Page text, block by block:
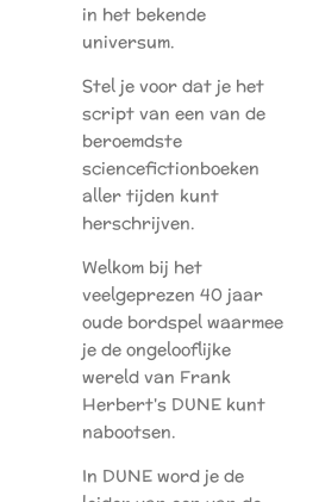
in het bekende
universum.
Stel je voor dat je het
script van een van de
beroemdste
sciencefictionboeken
aller tijden kunt
herschrijven.
Welkom bij het
veelgeprezen 40 jaar
oude bordspel waarmee
je de ongelooflijke
wereld van Frank
Herbert's DUNE kunt
nabootsen.
In DUNE word je de